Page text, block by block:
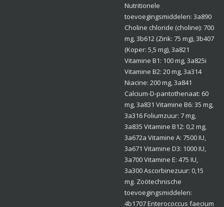
Nutritionele
toevoegingsmiddelen: 3a890
Choline chloride (choline): 700
mg, 3b612 (Zink: 75 mg), 3b407
(Koper: 5,5 mg), 3a821
Vitamine B1: 100 mg, 3a825i
Vitamine B2: 20 mg, 3a314
Niacine: 200 mg, 3a841
Calcium-D-pantothenaat: 60
mg, 3a831 Vitamine B6: 35 mg,
3a316 Foliumzuur: 7 mg,
3a835 Vitamine B12: 0,2 mg,
3a672a Vitamine A: 7500 IU,
3a671 Vitamine D3: 1000 IU,
3a700 Vitamine E: 475 IU,
3a300 Ascorbinezuur: 0,15
mg. Zoötechnische
toevoegingsmiddelen:
4b1707 Enterococcus faecium